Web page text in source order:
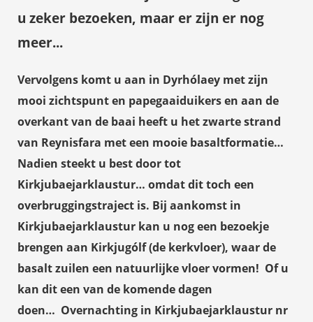
u zeker bezoeken, maar er zijn er nog
meer...
Vervolgens komt u aan in Dyrhólaey met zijn
mooi zichtspunt en papegaaiduikers en aan de
overkant van de baai heeft u het zwarte strand
van Reynisfara met een mooie basaltformatie…
Nadien steekt u best door tot
Kirkjubaejarklaustur… omdat dit toch een
overbruggingstraject is. Bij aankomst in
Kirkjubaejarklaustur kan u nog een bezoekje
brengen aan Kirkjugólf(de kerkvloer), waar de
basalt zuilen een natuurlijke vloer vormen! Of u
kan dit een van de komende dagen
doen… Overnachting in Kirkjubaejarklaustur nr